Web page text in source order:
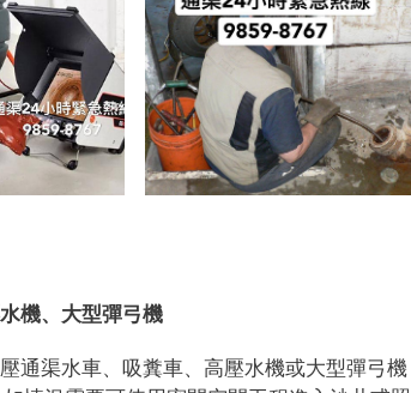
機、大型彈弓機
通渠水車、吸糞車、高壓水機或大型彈弓機